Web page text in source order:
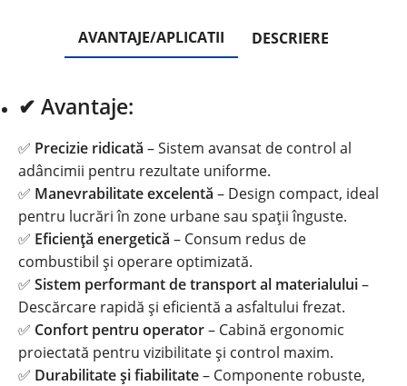
AVANTAJE/APLICATII DESCRIERE
✔ Avantaje:
✅ Precizie ridicată – Sistem avansat de control al
adâncimii pentru rezultate uniforme.
✅ Manevrabilitate excelentă – Design compact, ideal
pentru lucrări în zone urbane sau spații înguste.
✅ Eficiență energetică – Consum redus de
combustibil și operare optimizată.
✅ Sistem performant de transport al materialului–
Descărcare rapidă și eficientă a asfaltului frezat.
✅ Confort pentru operator– Cabină ergonomic
proiectată pentru vizibilitate și control maxim.
✅ Durabilitate și fiabilitate– Componente robuste,